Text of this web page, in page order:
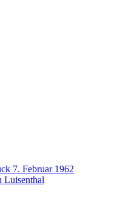
7. Februar 1962
Luisenthal